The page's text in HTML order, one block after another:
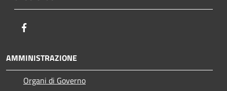
AMMINISTRAZIONE
Organi di Governo